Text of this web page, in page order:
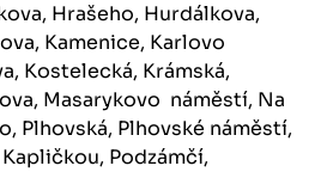
Hrašeho, Hurdálkova,
Kamenice, Karlovo
Kostelecká, Krámská,
Masarykovo náměstí, Na
Plhovská, Plhovské náměstí,
Podzámčí,